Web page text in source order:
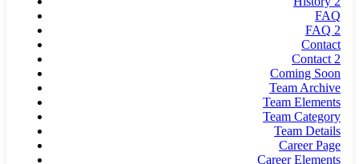
FAQ
FAQ 2
Contact
Contact 2
Coming Soon
Team Archive
Team Elements
Team Category
Team Details
Career Page
Career Elements